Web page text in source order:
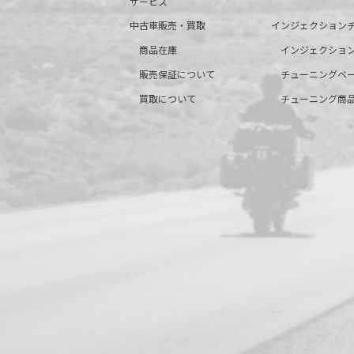
中古車販売・買取
商品在庫
販売保証について
買取について
インジェクション
インジェクショ
チューニングベ
チューニング商